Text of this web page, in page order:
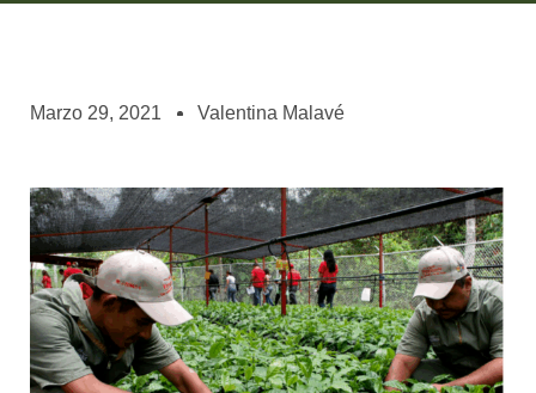
asociados
el café siempre tiene
algo nuevo que
enseñarnos
BOLSA DE TRABAJO
¡te imaginas vivir de tu pasión
por el café?
Marzo 29, 2021 Valentina Malavé